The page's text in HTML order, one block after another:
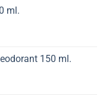
ml.
150 ml.